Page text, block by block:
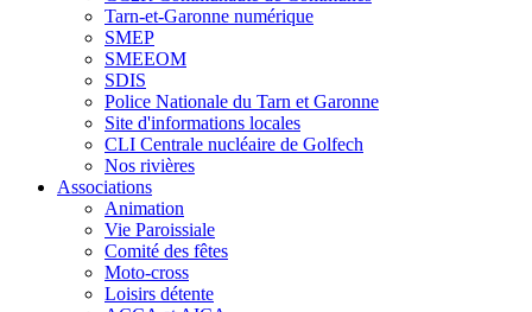
Tarn-et-Garonne numérique
SMEP
SMEEOM
SDIS
Police Nationale du Tarn et Garonne
Site d'informations locales
CLI Centrale nucléaire de Golfech
Nos rivières
Associations
Animation
Vie Paroissiale
Comité des fêtes
Moto-cross
Loisirs détente